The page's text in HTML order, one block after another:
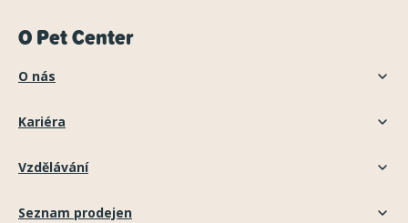
O Pet Center
O nás
Kariéra
Vzdělávání
Seznam prodejen